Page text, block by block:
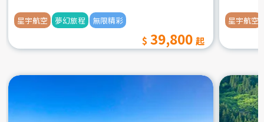
星宇航空 夢幻旅程 無限精彩
39,800
星宇航空